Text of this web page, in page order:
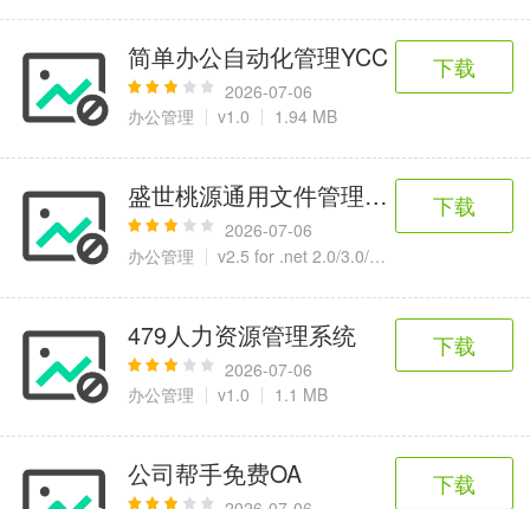
简单办公自动化管理YCC
2026-07-06
办公管理
v1.0 1.94 MB
下载
盛世桃源通用文件管理系统
2026-07-06
办公管理
v2.5 for .net 2.0/3.0/3.5
下载
479人力资源管理系统
2026-07-06
办公管理
v1.0 1.1 MB
下载
公司帮手免费OA 下载